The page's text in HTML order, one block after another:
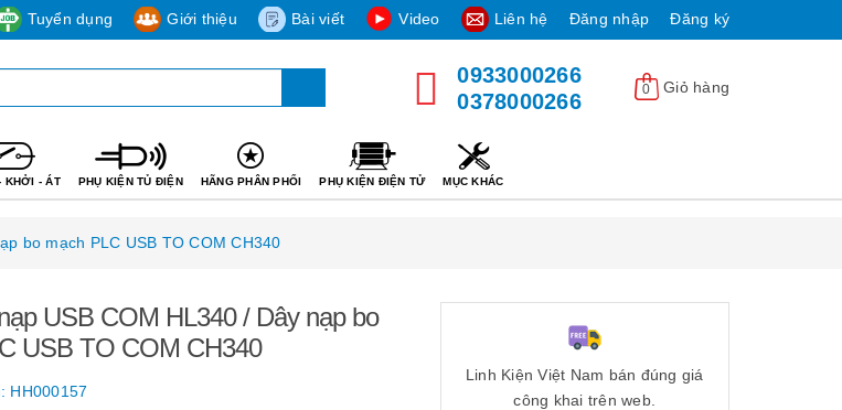
Tuyển dụng Giới thiệu Bài viết Video Liên hệ Đăng nhập Đăng ký
0933000266
0378000266
0 Giỏ hàng
KHỞI - ÁT PHỤ KIỆN TỦ ĐIỆN HÃNG PHÂN PHỐI PHỤ KIỆN ĐIỆN TỬ MỤC KHÁC
bo mạch PLC USB TO COM CH340
USB COM HL340 / Dây nạp bo
USB TO COM CH340
HH000157
Linh Kiện Việt Nam bán đúng giá
công khai trên web.